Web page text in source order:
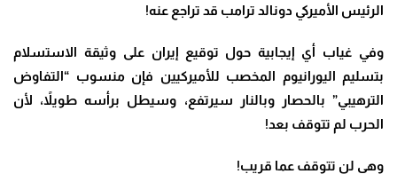
الرئيس الأميركي دونالد ترامب قد تراجع عنه!
وفي غياب أي إيجابية حول توقيع إيران على وثيقة الاستسلام
بتسليم اليورانيوم المخصب للأميركيين فإن منسوب “التفاوض
الترهيبي” بالحصار وبالنار سيرتفع، وسيطل برأسه طويلاً، لأن
الحرب لم تتوقف بعد!
وهي لن تتوقف عما قريب!